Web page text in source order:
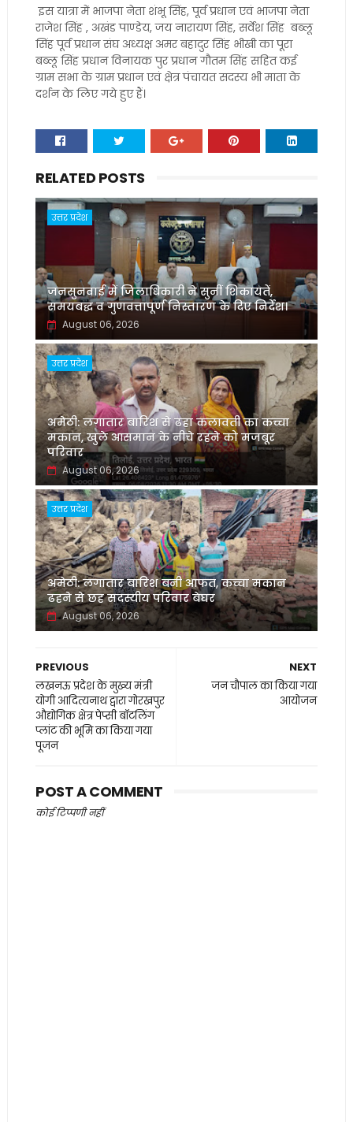
इस यात्रा में भाजपा नेता शंभू सिंह, पूर्व प्रधान एवं भाजपा नेता
राजेश सिंह , अखंड पाण्डेय, जय नारायण सिंह, सर्वेश सिंह बब्लू
सिंह पूर्व प्रधान संघ अध्यक्ष अमर बहादुर सिंह भीखी का पूरा
बब्लू सिंह प्रधान विनायक पुर प्रधान गौतम सिंह सहित कई
ग्राम सभा के ग्राम प्रधान एवं क्षेत्र पंचायत सदस्य भी माता के
दर्शन के लिए गये हुए हैं।
RELATED POSTS
उत्तर प्रदेश
जनसुनवाई में जिलाधिकारी ने सुनीं शिकायतें,
समयबद्ध व गुणवत्तापूर्ण निस्तारण के दिए निर्देश।
August 06, 2026
उत्तर प्रदेश
अमेठी: लगातार बारिश से ढहा कलावती का कच्चा
मकान, खुले आसमान के नीचे रहने को मजबूर
परिवार
August 06, 2026
उत्तर प्रदेश
अमेठी: लगातार बारिश बनी आफत, कच्चा मकान
ढहने से छह सदस्यीय परिवार बेघर
August 06, 2026
NEXT
जन चौपाल का किया गया
आयोजन
PREVIOUS
लखनऊ प्रदेश के मुख्य मंत्री
योगी आदित्यनाथ द्वारा गोरखपुर
औद्योगिक क्षेत्र पेप्सी बॉटलिंग
प्लांट की भूमि का किया गया
पूजन
POST A COMMENT
कोई टिप्पणी नहीं